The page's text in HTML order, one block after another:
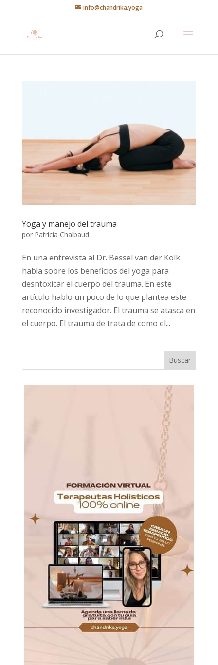
info@chandrika.yoga
Yoga y manejo del trauma
por Patricia Chalbaud
En una entrevista al Dr. Bessel van der Kolk
habla sobre los beneficios del yoga para
desntoxicar el cuerpo del trauma. En este
artículo hablo un poco de lo que plantea este
reconocido investigador. El trauma se atasca en
el cuerpo. El trauma de trata de como el...